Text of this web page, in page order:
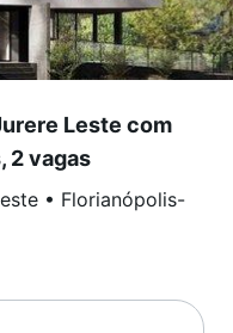
Leste com
2 vagas
• Florianópolis-